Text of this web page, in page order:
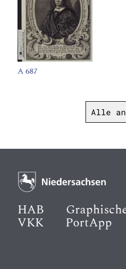
A 687
Alle
HAB
VKK PortApp